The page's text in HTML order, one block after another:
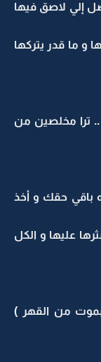
إلي لاصق فيها
و ما قدر يتركها
ترا مخلصين من
باقي حقك و أخذ
عليها و الكل
من القهر )